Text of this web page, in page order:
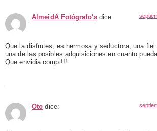
AlmeidA Fotógrafo's dice:
Que la disfrutes, es hermosa y seductora, una fiel
una de las posibles adquisiciones en cuanto
Que envidia compi!!!
Oto dice: